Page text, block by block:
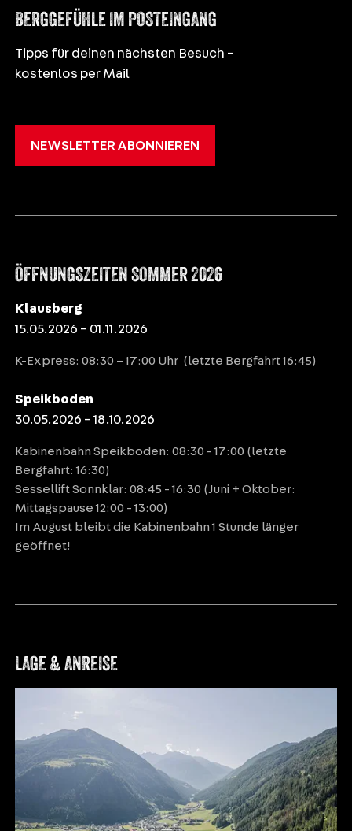
BERGGEFÜHLE IM POSTEINGANG
Tipps für deinen nächsten Besuch –
kostenlos per Mail
NEWSLETTER ABONNIEREN
ÖFFNUNGSZEITEN SOMMER 2026
Klausberg
15.05.2026 – 01.11.2026
K-Express: 08:30 – 17:00 Uhr (letzte Bergfahrt 16:45)
Speikboden
30.05.2026 – 18.10.2026
Kabinenbahn Speikboden: 08:30 - 17:00 (letzte
Bergfahrt: 16:30)
Sessellift Sonnklar: 08:45 - 16:30 (Juni + Oktober:
Mittagspause 12:00 - 13:00)
Im August bleibt die Kabinenbahn 1 Stunde länger
geöffnet!
LAGE & ANREISE